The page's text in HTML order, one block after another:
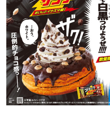
インタビュー
フィルム
Emoメン
ランキング